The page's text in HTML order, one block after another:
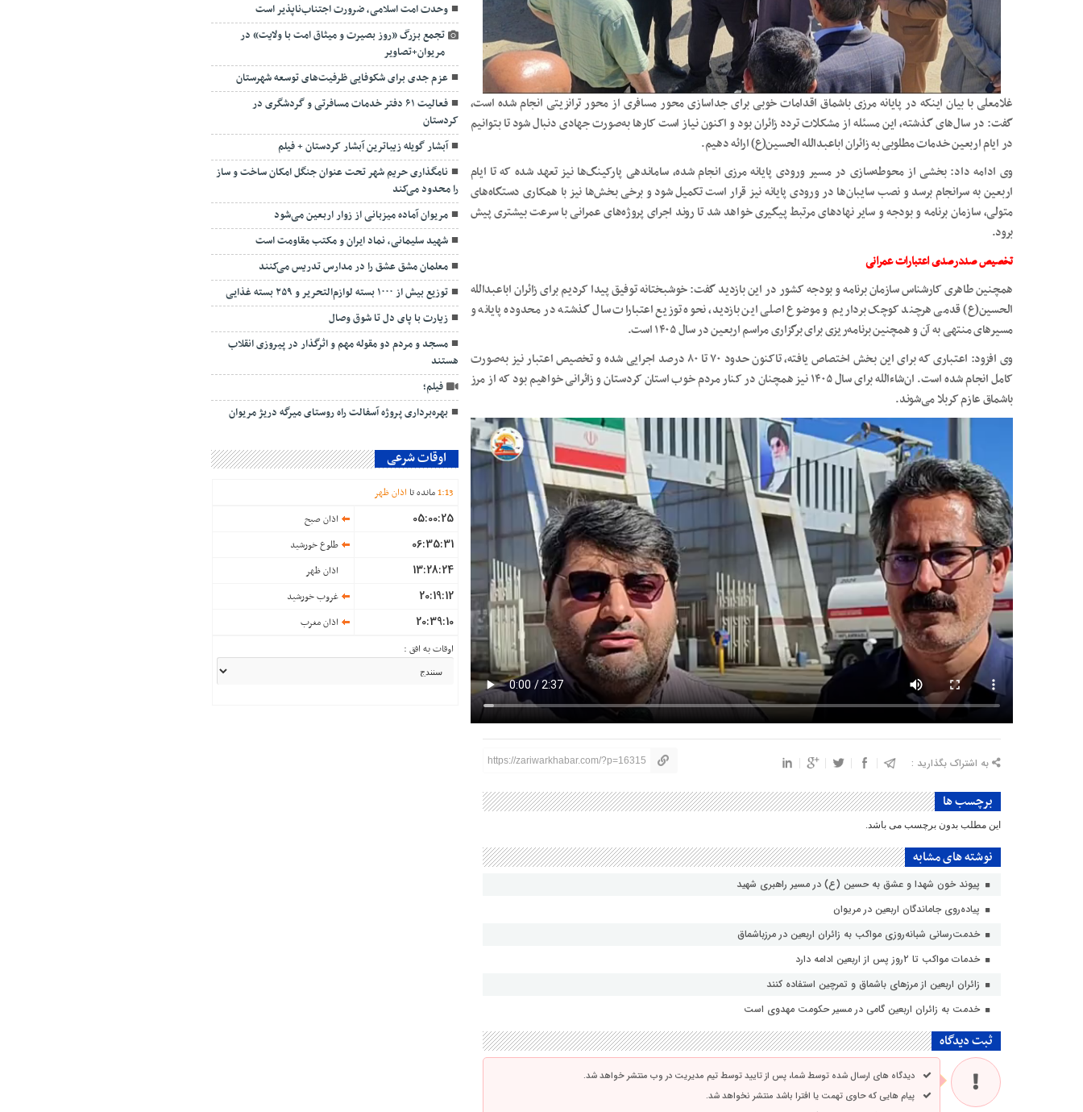
غلامعلی با بیان اینکه در پایانه مرزی باشماق اقدامات خوبی برای جداسازی محور مسافری از محور ترانزیتی انجام شده است،
گفت: در سال‌های گذشته، این مسئله از مشکلات تردد زائران بود و اکنون نیاز است کارها به‌صورت جهادی دنبال شود تا بتوانیم
در ایام اربعین خدمات مطلوبی به زائران اباعبدالله الحسین(ع) ارائه دهیم.
وی ادامه داد: بخشی از محوطه‌سازی در مسیر ورودی پایانه مرزی انجام شده، ساماندهی پارکینگ‌ها نیز تعهد شده که تا ایام
اربعین به سرانجام برسد و نصب سایبان‌ها در ورودی پایانه نیز قرار است تکمیل شود و برخی بخش‌ها نیز با همکاری دستگاه‌های
متولی، سازمان برنامه و بودجه و سایر نهادهای مرتبط پیگیری خواهد شد تا روند اجرای پروژه‌های عمرانی با سرعت بیشتری پیش
برود.
تخصیص صددرصدی اعتبارات عمرانی
همچنین طاهری کارشناس سازمان برنامه و بودجه کشور در این بازدید گفت: خوشبختانه توفیق پیدا کردیم برای زائران اباعبدالله
الحسین(ع) قدمی هرچند کوچک برداریم و موضوع اصلی این بازدید، نحوه توزیع اعتبارات سال گذشته در محدوده پایانه و
مسیرهای منتهی به آن و همچنین برنامه‌ریزی برای برگزاری مراسم اربعین در سال ۱۴۰۵ است.
وی افزود: اعتباری که برای این بخش اختصاص یافته، تاکنون حدود ۷۰ تا ۸۰ درصد اجرایی شده و تخصیص اعتبار نیز به‌صورت
کامل انجام شده است. ان‌شاءالله برای سال ۱۴۰۵ نیز همچنان در کنار مردم خوب استان کردستان و زائرانی خواهیم بود که از مرز
باشماق عازم کربلا می‌شوند.
به اشتراک بگذارید : https://zariwarkhabar.com/?p=16315
برچسب ها
این مطلب بدون برچسب می باشد.
نوشته های مشابه
پیوند خون شهدا و عشق به حسین (ع) در مسیر راهبری شهید
پیاده‌روی جاماندگان اربعین در مریوان
خدمت‌رسانی شبانه‌روزی مواکب به زائران اربعین در مرزباشماق
خدمات مواکب تا ۲روز پس از اربعین ادامه دارد
زائران اربعین از مرزهای باشماق و تمرچین استفاده کنند
خدمت به زائران اربعین گامی در مسیر حکومت مهدوی است
ثبت دیدگاه
دیدگاه های ارسال شده توسط شما، پس از تایید توسط تیم مدیریت در وب منتشر خواهد شد.
پیام هایی که حاوی تهمت یا افترا باشد منتشر نخواهد شد.
وحدت امت اسلامی، ضرورت اجتناب‌ناپذیر است
تجمع بزرگ «روز بصیرت و میثاق امت با ولایت» در
مریوان+تصاویر
عزم جدی برای شکوفایی ظرفیت‌های توسعه شهرستان
فعالیت ۶۱ دفتر خدمات مسافرتی و گردشگری در
کردستان
آبشار گویله زیباترین آبشار کردستان + فیلم
نامگذاری حریم شهر تحت عنوان جنگل امکان ساخت و ساز
را محدود می‌کند
مریوان آماده میزبانی از زوار اربعین می‌شود
شهید سلیمانی، نماد ایران و مکتب مقاومت است
معلمان مشق عشق را در مدارس تدریس می‌کنند
توزیع بیش از ۱۰۰۰ بسته لوازم‌التحریر و ۲۵۹ بسته غذایی
زیارت با پای دل تا شوق وصال
مسجد و مردم دو مقوله مهم و اثرگذار در پیروزی انقلاب
هستند
فیلم؛
بهره‌برداری پروژه آسفالت راه روستای میرگه دریژ مریوان
اوقات شرعی
1:13 مانده تا اذان ظهر
05:00:25 اذان صبح
06:35:31 طلوع خورشید
13:28:24 اذان ظهر
20:19:12 غروب خورشید
20:39:10
اذان مغرب
اوقات به افق :